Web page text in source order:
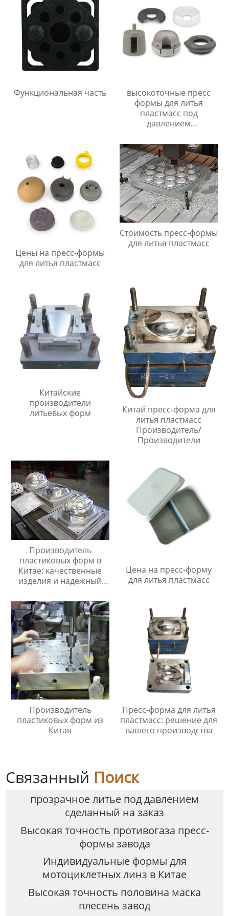
Функциональная часть
высокоточные пресс
формы для литья
пластмасс под
давлением
Производители
Цены на пресс-формы
для литья пластмасс
Стоимость пресс-формы
для литья пластмасс
Китайские
производители
литьевых форм
Китай пресс-форма для
литья пластмасс
Производитель/
Производители
Производитель
пластиковых форм в
Китае: качественные
изделия и надежный
Цена на пресс-форму
для литья пластмасс
Производитель
пластиковых форм из
Китая
Пресс-форма для литья
пластмасс: решение для
вашего производства
Связанный Поиск
прозрачное литье под давлением
сделанный на заказ
Высокая точность противогаза пресс-
формы завода
Индивидуальные формы для
мотоциклетных линз в Китае
Высокая точность половина маска
плесень завод